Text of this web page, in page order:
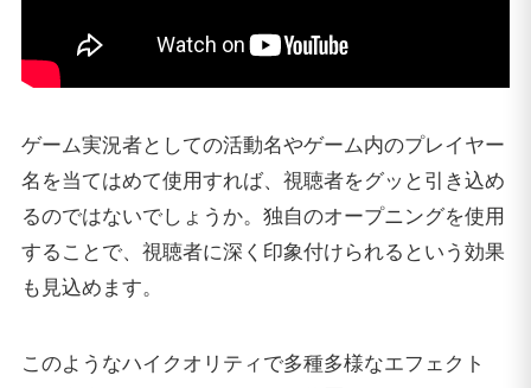
ゲーム実況者としての活動名やゲーム内のプレイヤー
名を当てはめて使用すれば、視聴者をグッと引き込め
るのではないでしょうか。独自のオープニングを使用
することで、視聴者に深く印象付けられるという効果
も見込めます。
このようなハイクオリティで多種多様なエフェクト